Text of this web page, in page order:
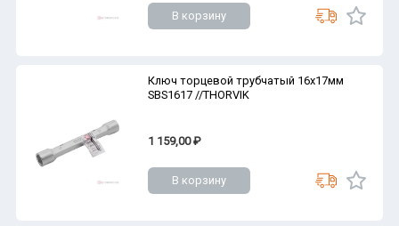
В корзину
Ключ торцевой трубчатый 16х17мм
SBS1617 //THORVIK
1 159,00 ₽
В корзину